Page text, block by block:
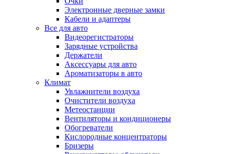
Электронные дверные замки
Кабели и адаптеры
Все для авто
Видеорегистраторы
Зарядные устройства
Держатели
Аксессуары для авто
Ароматизаторы в авто
Климат
Увлажнители воздуха
Очистители воздуха
Метеостанции
Вентиляторы и кондиционеры
Обогреватели
Кислородные концентраторы
Бризеры